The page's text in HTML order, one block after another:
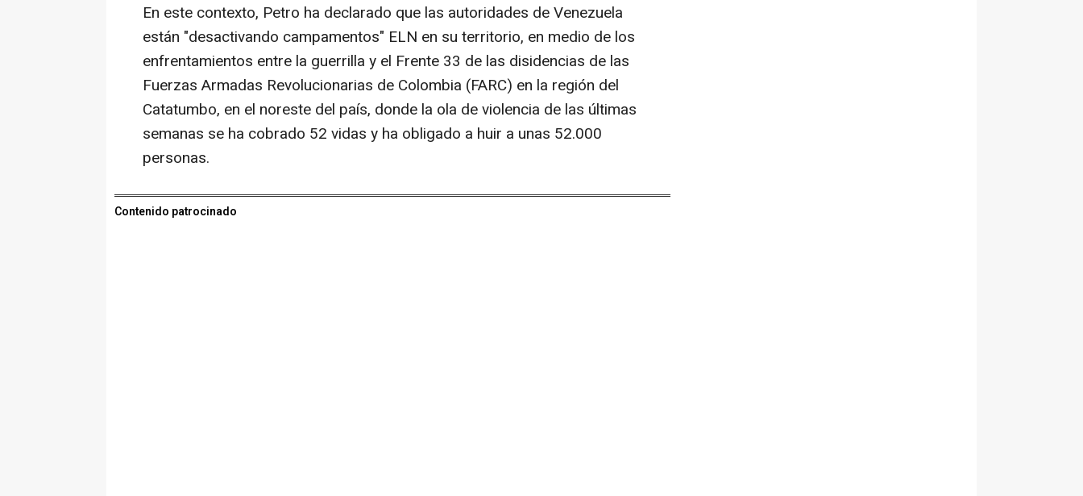
En este contexto, Petro ha declarado que las autoridades de Venezuela
están "desactivando campamentos" ELN en su territorio, en medio de los
enfrentamientos entre la guerrilla y el Frente 33 de las disidencias de las
Fuerzas Armadas Revolucionarias de Colombia (FARC) en la región del
Catatumbo, en el noreste del país, donde la ola de violencia de las últimas
semanas se ha cobrado 52 vidas y ha obligado a huir a unas 52.000
personas.
Contenido patrocinado